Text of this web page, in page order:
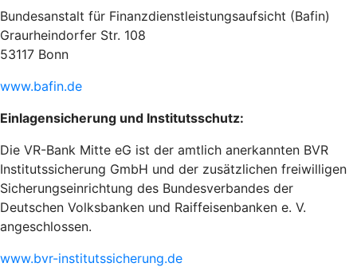
Bundesanstalt für Finanzdienstleistungsaufsicht (Bafin)
Graurheindorfer Str. 108
53117 Bonn
www.bafin.de
Einlagensicherung und Institutsschutz:
Die VR-Bank Mitte eG ist der amtlich anerkannten BVR
Institutssicherung GmbH und der zusätzlichen freiwilligen
Sicherungseinrichtung des Bundesverbandes der
Deutschen Volksbanken und Raiffeisenbanken e. V.
angeschlossen.
www.bvr-institutssicherung.de